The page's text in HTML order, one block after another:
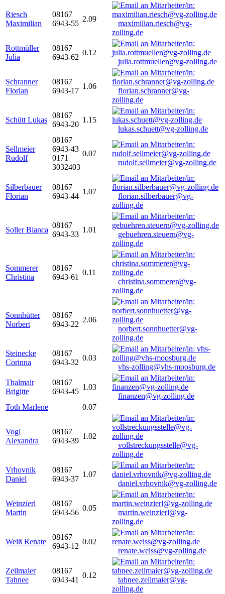
Riesch
Maximilian
08167
6943-55
2.09
maximilian.riesch@vg-
zolling.de
Rottmüller
Julia
08167
6943-62
0.12
julia.rottmueller@vg-zolling.de
Schranner
Florian
08167
6943-17
1.06
florian.schranner@vg-
zolling.de
Schütt Lukas
08167
6943-20
1.15
lukas.schuett@vg-zolling.de
Sellmeier
Rudolf
08167
6943-43
0171
3032403
0.07
rudolf.sellmeier@vg-zolling.de
Silberbauer
Florian
08167
6943-44
1.07
florian.silberbauer@vg-
zolling.de
Soller Bianca
08167
6943-33
1.01
gebuehren.steuern@vg-
zolling.de
Sommerer
Christina
08167
6943-61
0.11
christina.sommerer@vg-
zolling.de
Sonnhütter
Norbert
08167
6943-22
2.06
norbert.sonnhuetter@vg-
zolling.de
Steinecke
Corinna
08167
6943-32
0.03
vhs-zolling@vhs-moosburg.de
Thalmair
Brigitte
08167
6943-45
1.03
finanzen@vg-zolling.de
Toth Marlene
0.07
Vogl
Alexandra
08167
6943-39
1.02
vollstreckungsstelle@vg-
zolling.de
Vrhovnik
Daniel
08167
6943-37
1.07
daniel.vrhovnik@vg-zolling.de
Weinzierl
Martin
08167
6943-56
0.05
martin.weinzierl@vg-
zolling.de
Weiß Renate
08167
6943-12
0.02
renate.weiss@vg-zolling.de
Zeilmaier
Tahnee
08167
6943-41
0.12
tahnee.zeilmaier@vg-
zolling.de